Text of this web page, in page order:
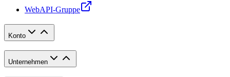
WebAPI-Gruppe
Konto
Unternehmen